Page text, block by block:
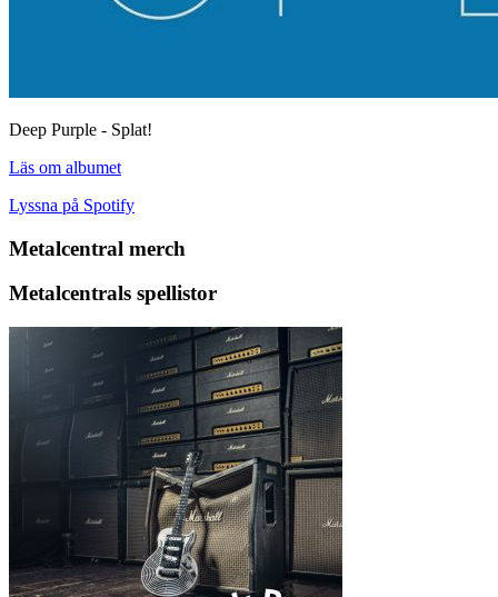
Deep Purple - Splat!
Läs om albumet
Lyssna på Spotify
Metalcentral merch
Metalcentrals spellistor